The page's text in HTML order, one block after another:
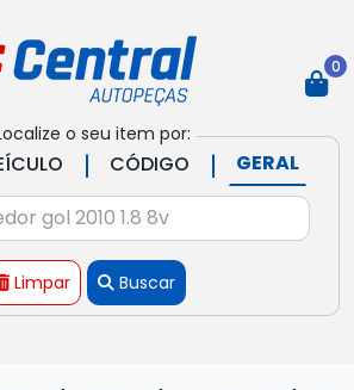
o seu item por:
| CÓDIGO | GERAL
Limpar Buscar
0